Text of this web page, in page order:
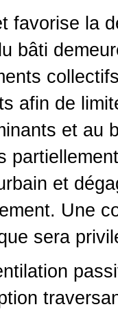
favorise la
bâti
afin de
et au
et
Une
sera